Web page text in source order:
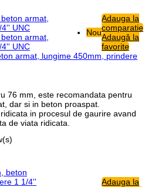
Nou
Adauga la
comparatie
Adaugă la
favorite
armat, lungime 450mm, prindere
76 mm, este recomandata pentru
dar si in beton proaspat.
in procesul de gaurire avand
de viata ridicata.
Adauga la